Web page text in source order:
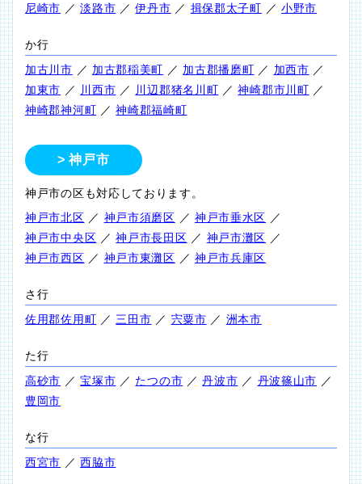
尼崎市 ／淡路市 ／伊丹市 ／ 揖保郡太子町 ／ 小野市
か行
加古川市 ／ 加古郡稲美町 ／ 加古郡播磨町 ／ 加西市 ／
加東市 ／ 川西市 ／ 川辺郡猪名川町 ／神崎郡市川町 ／
神崎郡神河町 ／神崎郡福崎町
神戸市
神戸市の区も対応しております。
神戸市北区 ／ 神戸市須磨区 ／ 神戸市垂水区 ／
神戸市中央区 ／神戸市長田区 ／ 神戸市灘区 ／
神戸市西区 ／ 神戸市東灘区 ／ 神戸市兵庫区
さ行
佐用郡佐用町 ／ 三田市 ／ 宍粟市 ／ 洲本市
た行
高砂市 ／宝塚市 ／ たつの市 ／丹波市 ／ 丹波篠山市 ／
豊岡市
な行
西宮市 ／西脇市